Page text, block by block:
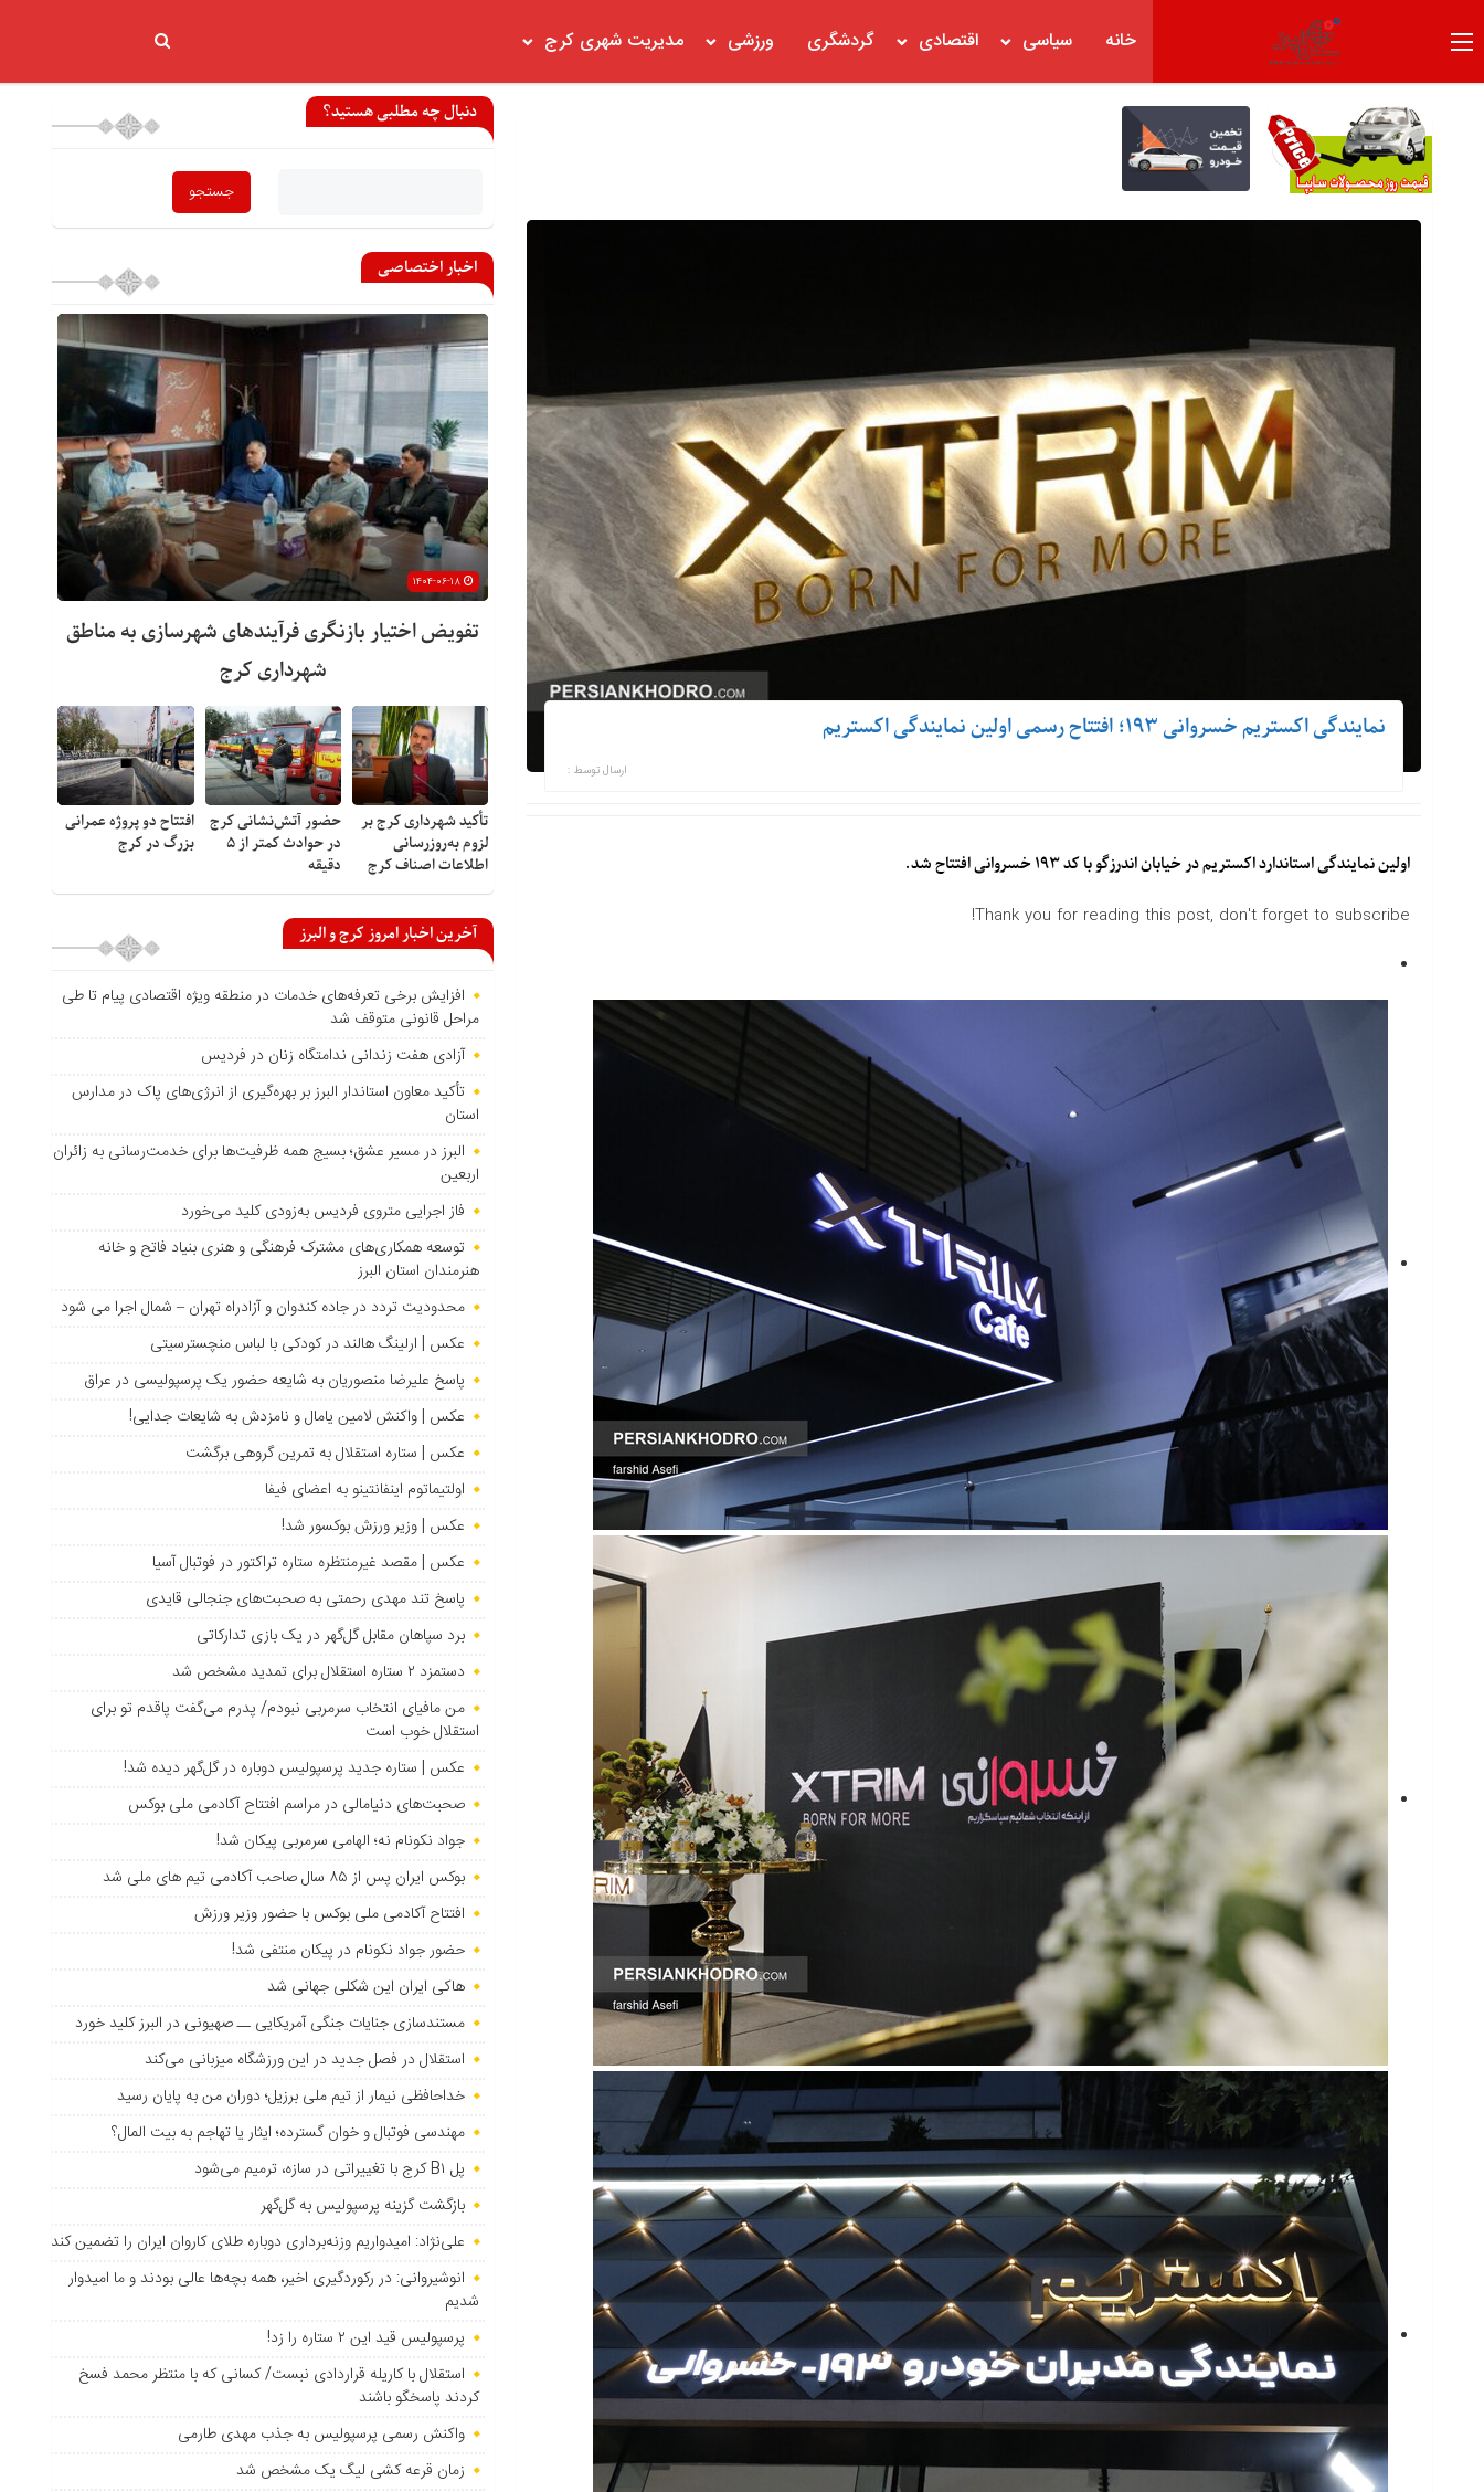
خانه سیاسی اقتصادی گردشگری ورزشی مدیریت شهری کرج
نمایندگی اکستریم خسروانی ۱۹۳؛ افتتاح رسمی اولین نمایندگی اکستریم
ارسال توسط :
اولین نمایندگی استاندارد اکستریم در خیابان اندرزگو با کد ۱۹۳ خسروانی افتتاح شد.
Thank you for reading this post, don't forget to subscribe!
دنبال چه مطلبی هستید؟
اخبار اختصاصی
تفویض اختیار بازنگری فرآیندهای شهرسازی به مناطق
شهرداری کرج
تأکید شهرداری کرج بر
لزوم به‌روزرسانی
اطلاعات اصناف کرج
حضور آتش‌نشانی کرج
در حوادث کمتر از ۵
دقیقه
افتتاح دو پروژه عمرانی
بزرگ در کرج
آخرین اخبار امروز کرج و البرز
افزایش برخی تعرفه‌های خدمات در منطقه ویژه اقتصادی پیام تا طی
مراحل قانونی متوقف شد
آزادی هفت زندانی ندامتگاه زنان در فردیس
تأکید معاون استاندار البرز بر بهره‌گیری از انرژی‌های پاک در مدارس
استان
البرز در مسیر عشق؛ بسیج همه ظرفیت‌ها برای خدمت‌رسانی به زائران
اربعین
فاز اجرایی متروی فردیس به‌زودی کلید می‌خورد
توسعه همکاری‌های مشترک فرهنگی و هنری بنیاد فاتح و خانه
هنرمندان استان البرز
محدودیت تردد در جاده کندوان و آزادراه تهران – شمال اجرا می شود
عکس | ارلینگ هالند در کودکی با لباس منچسترسیتی
پاسخ علیرضا منصوریان به شایعه حضور یک پرسپولیسی در عراق
عکس | واکنش لامین یامال و نامزدش به شایعات جدایی!
عکس | ستاره استقلال به تمرین گروهی برگشت
اولتیماتوم اینفانتینو به اعضای فیفا
عکس | وزیر ورزش بوکسور شد!
عکس | مقصد غیرمنتظره ستاره تراکتور در فوتبال آسیا
پاسخ تند مهدی رحمتی به صحبت‌های جنجالی قایدی
برد سپاهان مقابل گل‌گهر در یک بازی تدارکاتی
دستمزد ۲ ستاره استقلال برای تمدید مشخص شد
من مافیای انتخاب سرمربی نبودم/ پدرم می‌گفت پاقدم تو برای
استقلال خوب است
عکس | ستاره جدید پرسپولیس دوباره در گل‌گهر دیده شد!
صحبت‌های دنیامالی در مراسم افتتاح آکادمی ملی بوکس
جواد نکونام نه؛ الهامی سرمربی پیکان شد!
بوکس ایران پس از ۸۵ سال صاحب آکادمی تیم های ملی شد
افتتاح آکادمی ملی بوکس با حضور وزیر ورزش
حضور جواد نکونام در پیکان منتفی شد!
هاکی ایران این شکلی جهانی شد
مستندسازی جنایات جنگی آمریکایی ــ صهیونی در البرز کلید خورد
استقلال در فصل جدید در این ورزشگاه میزبانی می‌کند
خداحافظی نیمار از تیم ملی برزیل؛ دوران من به پایان رسید
مهندسی فوتبال و خوان گسترده؛ ایثار یا تهاجم به بیت المال؟
پل B۱ کرج با تغییراتی در سازه، ترمیم می‌شود
بازگشت گزینه پرسپولیس به ‌گل‌گهر
علی‌نژاد: امیدواریم وزنه‌برداری دوباره طلای کاروان ایران را تضمین کند
انوشیروانی: در رکوردگیری اخیر، همه بچه‌ها عالی بودند و ما امیدوار
شدیم
پرسپولیس قید این ۲ ستاره را زد!
استقلال با کاریله قراردادی نبست/ کسانی که با منتظر محمد فسخ
کردند پاسخگو باشند
واکنش رسمی پرسپولیس به جذب مهدی طارمی
زمان قرعه کشی لیگ یک مشخص شد